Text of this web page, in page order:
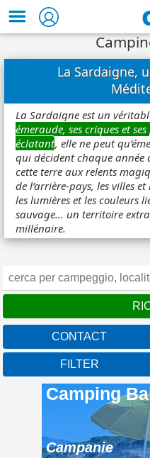
La Sardaigne,
La Sardaigne est un
émeraude, ses criques et
éclatant, elle ne peut
qui décident chaque année
cette terre aux relents
de l’arrière-pays, les villes
les lumières et les couleurs
sauvage... un territoire
millénaire.
CONTACT
FILTER
Camping
Campanie